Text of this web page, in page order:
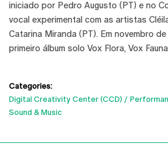
iniciado por Pedro Augusto (PT) e no
vocal experimental com as artistas
Catarina Miranda (PT). Em novembro
primeiro álbum solo Vox Flora, Vox
Categories:
Digital Creativity Center (CCD)
Sound & Music